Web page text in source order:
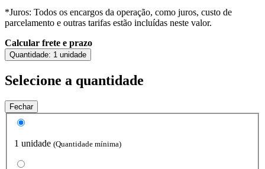
*Juros: Todos os encargos da operação, como juros, custo de
parcelamento e outras tarifas estão incluídas neste valor.
Calcular frete e prazo
Quantidade: 1 unidade
Selecione a quantidade
Fechar
1 unidade (Quantidade mínima)